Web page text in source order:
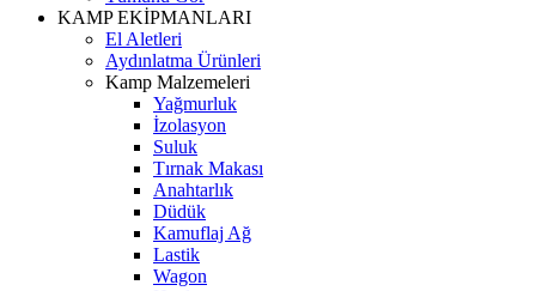
KAMP EKİPMANLARI
El Aletleri
Aydınlatma Ürünleri
Kamp Malzemeleri
Yağmurluk
İzolasyon
Suluk
Tırnak Makası
Anahtarlık
Düdük
Kamuflaj Ağ
Lastik
Wagon